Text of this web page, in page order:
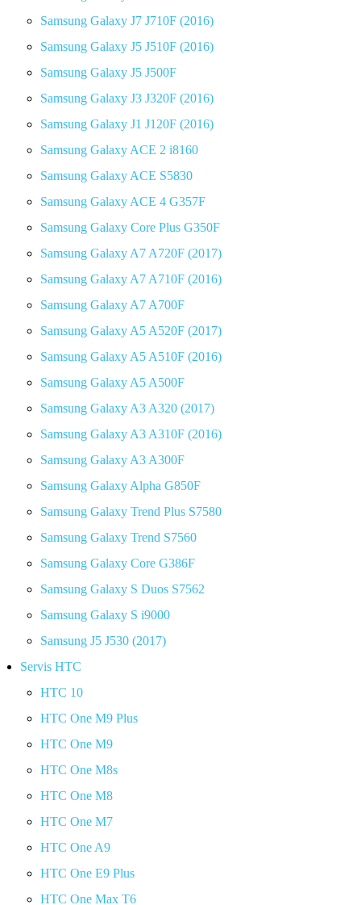
Samsung Galaxy J7 J710F (2016)
Samsung Galaxy J5 J510F (2016)
Samsung Galaxy J5 J500F
Samsung Galaxy J3 J320F (2016)
Samsung Galaxy J1 J120F (2016)
Samsung Galaxy ACE 2 i8160
Samsung Galaxy ACE S5830
Samsung Galaxy ACE 4 G357F
Samsung Galaxy Core Plus G350F
Samsung Galaxy A7 A720F (2017)
Samsung Galaxy A7 A710F (2016)
Samsung Galaxy A7 A700F
Samsung Galaxy A5 A520F (2017)
Samsung Galaxy A5 A510F (2016)
Samsung Galaxy A5 A500F
Samsung Galaxy A3 A320 (2017)
Samsung Galaxy A3 A310F (2016)
Samsung Galaxy A3 A300F
Samsung Galaxy Alpha G850F
Samsung Galaxy Trend Plus S7580
Samsung Galaxy Trend S7560
Samsung Galaxy Core G386F
Samsung Galaxy S Duos S7562
Samsung Galaxy S i9000
Samsung J5 J530 (2017)
Servis HTC
HTC 10
HTC One M9 Plus
HTC One M9
HTC One M8s
HTC One M8
HTC One M7
HTC One A9
HTC One E9 Plus
HTC One Max T6